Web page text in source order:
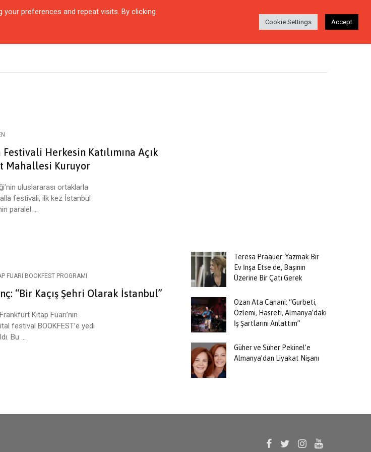
ZAMANIN İÇINDEN SÖYLEŞI Login Ara
Herkesin Katılımına Açık
Mahallesi Kuruyor
uluslararası ortaklarla
festivali, ilk kez İstanbul
paralel ...
FUARI BOOKFEST PROGRAMI
“Bir Kaçış Şehri Olarak İstanbul”
Kitap Fuarı’nın
festival BOOKFEST’e yedi
Bu ...
Teresa Präauer: Yazmak Bir
Ev İnşa Etse de, Başının
Üzerine Bir Çatı Gerek
Ozan Ata Canani: “Gurbeti,
Özlemi, Hasreti, Almanya’daki
İş Şartlarını Anlattım”
Güher ve Süher Pekinel’e
Almanya’dan Liyakat Nişanı
preferences and repeat visits. By clicking
Cookie Settings Accept